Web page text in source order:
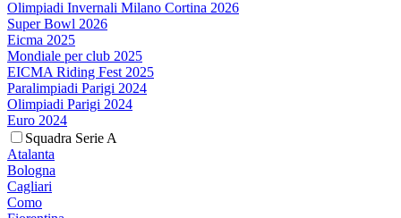
Olimpiadi Invernali Milano Cortina 2026
Super Bowl 2026
Eicma 2025
Mondiale per club 2025
EICMA Riding Fest 2025
Paralimpiadi Parigi 2024
Olimpiadi Parigi 2024
Euro 2024
Squadra Serie A
Atalanta
Bologna
Cagliari
Como